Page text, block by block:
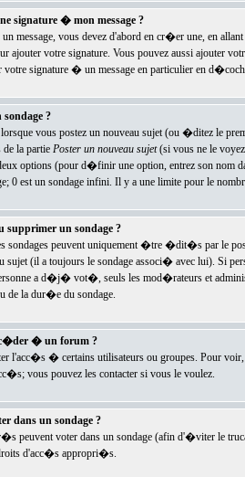
signature � mon message ?
message, vous devez d'abord en cr�er une, en
ajouter votre signature. Vous pouvez aussi ajouter
signature � un message en particulier en
?
vous postez un nouveau sujet (ou �ditez le
de la partie Poster un nouveau sujet(si vous ne le voyez
options (pour d�finir une option, entrez son nom
0 est un sondage infini. Il y a une limite pour le
un sondage ?
sondages peuvent uniquement �tre �dit�s par le
sujet (il a toujours le sondage associ� avec lui). Si
a d�j� vot�, seuls les mod�rateurs et
de la dur�e du sondage.
� un forum ?
l'acc�s � certains utilisateurs ou groupes. Pour
vous pouvez les contacter si vous le voulez.
dans un sondage ?
peuvent voter dans un sondage (afin d'�viter le
d'acc�s appropri�s.